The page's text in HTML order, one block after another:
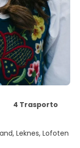
4 Trasporto
Leknes, Lofoten